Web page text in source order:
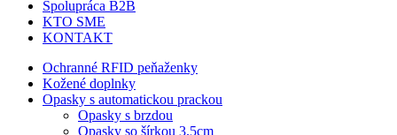
Spolupráca B2B
KTO SME
KONTAKT
Ochranné RFID peňaženky
Kožené doplnky
Opasky s automatickou prackou
Opasky s brzdou
Opasky so šírkou 3.5cm